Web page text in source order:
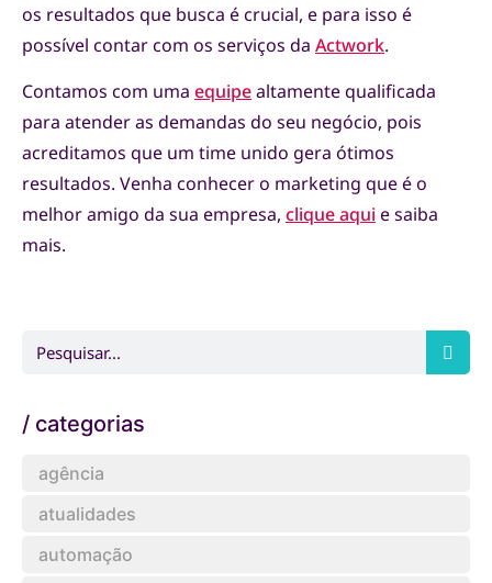
os resultados que busca é crucial, e para isso é
possível contar com os serviços da Actwork.
Contamos com uma equipealtamente qualificada
para atender as demandas do seu negócio, pois
acreditamos que um time unido gera ótimos
resultados. Venha conhecer o marketing que é o
melhor amigo da sua empresa, clique aqui e saiba
mais.
/ categorias
agência
atualidades
automação